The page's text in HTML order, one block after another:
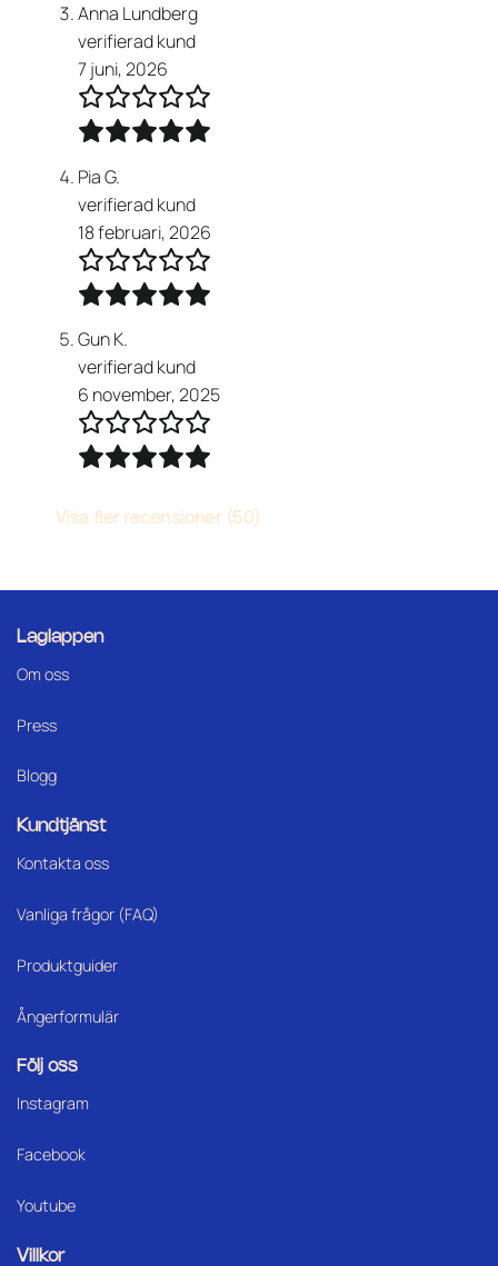
Anna Lundberg
verifierad kund
7 juni, 2026
Pia G.
verifierad kund
18 februari, 2026
Gun K.
verifierad kund
6 november, 2025
Visa fler recensioner (50)
Laglappen
Om oss
Press
Blogg
Kundtjänst
Kontakta oss
Vanliga frågor (FAQ)
Produktguider
Ångerformulär
Följ oss
Instagram
Facebook
Youtube
Villkor